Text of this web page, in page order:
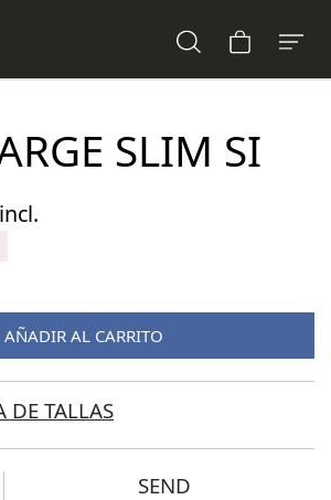
SLIM SI
AÑADIR AL CARRITO
DE TALLAS
SEND